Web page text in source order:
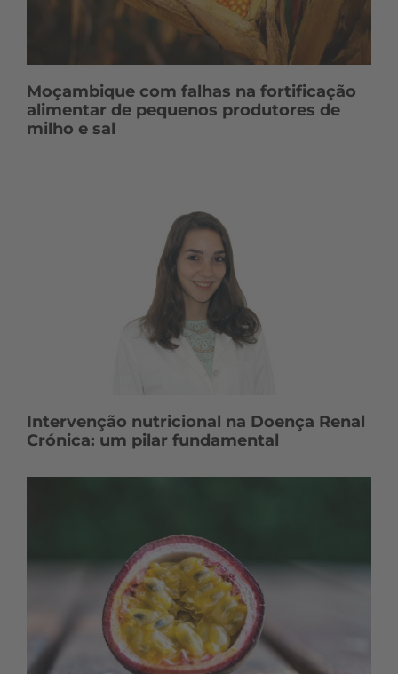
Moçambique com falhas na fortificação
alimentar de pequenos produtores de
milho e sal
Intervenção nutricional na Doença Renal
Crónica: um pilar fundamental